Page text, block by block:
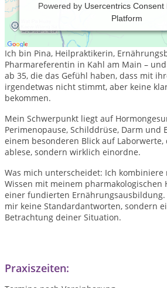
Powered by Usercentrics
Platform
Heilpraktikerin für Hormongesundheit &
Pina Oranges
Ich bin Pina, Heilpraktikerin,
Pharmareferentin in Kahl am Main –
ab 35, die das Gefühl haben, dass mit
irgendetwas nicht stimmt, aber keine
bekommen.
Mein Schwerpunkt liegt auf
Perimenopause, Schilddrüse, Darm und
einem besonderen Blick auf
ablese, sondern wirklich einordne.
Was mich unterscheidet: Ich
Wissen mit meinem
einer fundierten Ernährungsausbildung.
mir keine Standardantworten, sondern
Betrachtung deiner Situation.
Praxiszeiten: